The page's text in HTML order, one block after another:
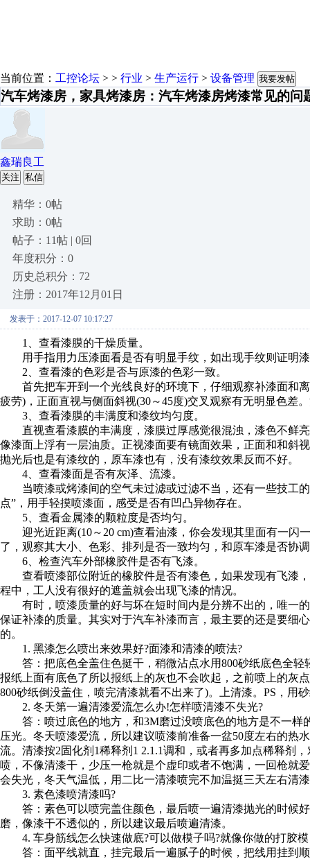
当前位置： 工控论坛 > > 行业 > 生产运行 > 设备管理 我要发帖
汽车烤漆房，家具烤漆房：汽车烤漆房烤漆常见的问
鑫瑞良工
关注 私信
精华：0帖
求助：0帖
帖子：11帖 | 0回
年度积分：0
历史总积分：72
注册：2017年12月01日
发表于：2017-12-07 10:17:27
1、查看漆膜的干燥质量。
用手指用力压漆面看是否有明显手纹，如出现手纹则证明
2、查看漆的色彩是否与原漆的色彩一致。
首先把车开到一个光线良好的环境下，仔细观察补漆面和离
疲劳)，正面直视与侧面斜视(30～45度)交叉观察有无明显色差
3、查看漆膜的丰满度和漆纹均匀度。
直视查看漆膜的丰满度，漆膜过厚感觉很混浊，漆色不鲜
像漆面上浮有一层油质。正视漆面要有镜面效果，正面和和斜
抛光后也是有漆纹的，原车漆也有，没有漆纹效果反而不好。
4、查看漆面是否有灰泽、流漆。
当喷漆或烤漆间的空气未过滤或过滤不当，还有一些技工
点”，用手轻摸喷漆面，感受是否有凹凸异物存在。
5、查看金属漆的颗粒度是否均匀。
迎光近距离(10～20 cm)查看油漆，你会发现其里面有一闪
了，观察其大小、色彩、排列是否一致均匀，和原车漆是否协
6、检查汽车外部橡胶件是否有飞漆。
查看喷漆部位附近的橡胶件是否有漆色，如果发现有飞漆
程中，工人没有很好的遮盖就会出现飞漆的情况。
有时，喷漆质量的好与坏在短时间内是分辨不出的，唯一
保证补漆的质量。其实对于汽车补漆而言，最主要的还是要细
的。
1. 黑漆怎么喷出来效果好?面漆和清漆的喷法?
答：把底色全盖住色挺干，稍微沾点水用800砂纸底色全轻
报纸上面有底色了所以报纸上的灰也不会吹起，之前喷上的灰
800砂纸倒没盖住，喷完清漆就看不出来了)。上清漆。PS，用
2. 冬天第一遍清漆爱流怎么办!怎样喷清漆不失光?
答：喷过底色的地方，和3M磨过没喷底色的地方是不一样
压光。冬天喷漆爱流，所以建议喷漆前准备一盆50度左右的热
流。清漆按2固化剂1稀释剂1 2.1.1调和，或者再多加点稀释剂
喷，不像清漆干，少压一枪就是个虚印或者不饱满，一回枪就
会失光，冬天气温低，用二比一清漆喷完不加温挺三天左右清
3. 素色漆喷清漆吗?
答：素色可以喷完盖住颜色，最后喷一遍清漆抛光的时候好
磨，像漆干不透似的，所以建议最后喷遍清漆。
4. 车身筋线怎么快速做底?可以做模子吗?就像你做的打胶模
答：面平线就直，挂完最后一遍腻子的时候，把线用挂到